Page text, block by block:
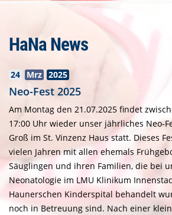
HaNa News
24 Mrz 2025
Neo-Fest 2025
Am Montag den 21.07.2025 findet
17:00 Uhr wieder unser jährliches Neo-
Groß im St. Vinzenz Haus statt. Dieses
vielen Jahren mit allen ehemals
Säuglingen und ihren Familien, die bei
Neonatologie im LMU Klinikum
Haunerschen Kinderspital behandelt
noch in Betreuung sind. Nach einer